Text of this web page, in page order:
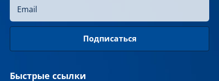
Быстрые ссылки